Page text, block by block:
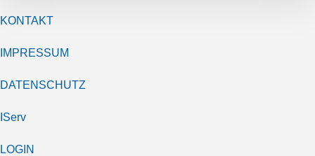
KONTAKT
IMPRESSUM
DATENSCHUTZ
IServ
LOGIN